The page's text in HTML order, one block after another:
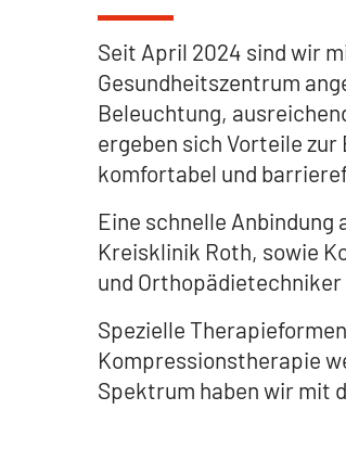
Seit April 2024 sind wir
Gesundheitszentrum
Beleuchtung,
ergeben sich Vorteile
komfortabel und
Eine schnelle Anbindung
Kreisklinik Roth, sowie
und Orthopädietechniker
Spezielle
Kompressionstherapie
Spektrum haben wir mit